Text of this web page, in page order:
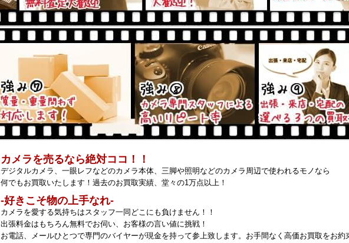
カメラを売るなら絶対ココ！！
デジタルカメラ、一眼レフなどのカメラ本体、三脚や照明などのカメラ周辺で使われるモノなら
何でもお買取いたします！過去のお買取実績、堂々の1万点以上！
‐好きこそ物の上手なれ‐
カメラを愛する気持ちはスタッフ一同どこにも負けません！！
出張料金はもちろん無料でお伺い、お客様の言い値に挑戦！
お電話、メールひとつで専門のバイヤーが現金を持って参上致します。お手間なく高価お買取をお約